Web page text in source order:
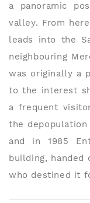
a panoramic
valley. From
leads into the
neighbouring
was originally a
to the interest
a frequent
the
and in 1985
building, handed
who destined it